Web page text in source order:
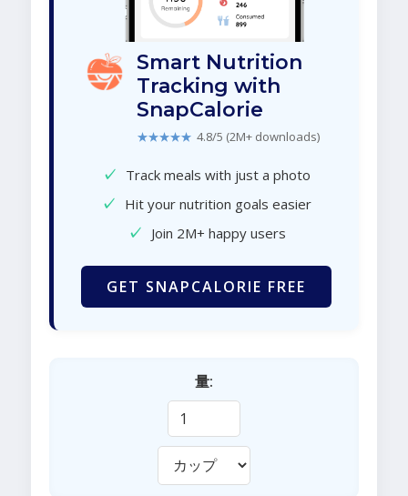
Smart Nutrition
Tracking with
SnapCalorie
★★★★★ 4.8/5 (2M+ downloads)
✓ Track meals with just a photo
✓ Hit your nutrition goals easier
✓ Join 2M+ happy users
GET SNAPCALORIE FREE
量: